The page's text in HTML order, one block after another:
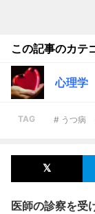
この記事のカテ
心理学
TAG # うつ病
医師の診察を受